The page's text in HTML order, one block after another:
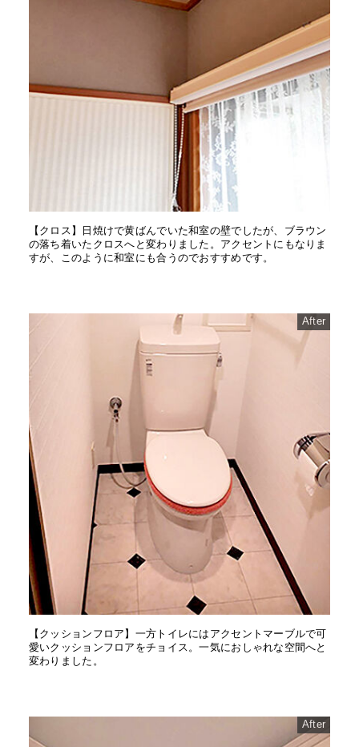
【クロス】日焼けで黄ばんでいた和室の壁でしたが、ブラウン
の落ち着いたクロスへと変わりました。アクセントにもなりま
すが、このように和室にも合うのでおすすめです。
After
【クッションフロア】一方トイレにはアクセントマーブルで可
愛いクッションフロアをチョイス。一気におしゃれな空間へと
変わりました。
After